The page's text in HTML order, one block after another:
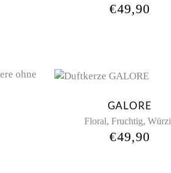
€49,90
GALORE
Floral, Fruchtig,
€49,90